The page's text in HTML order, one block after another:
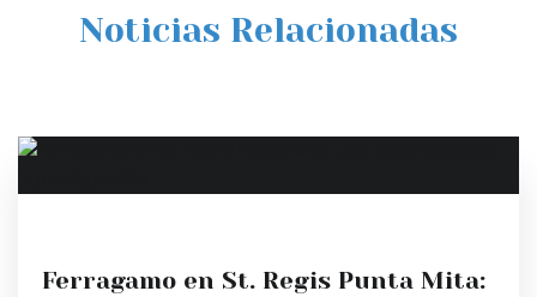
Noticias Relacionadas
Ferragamo en St. Regis Punta Mita: